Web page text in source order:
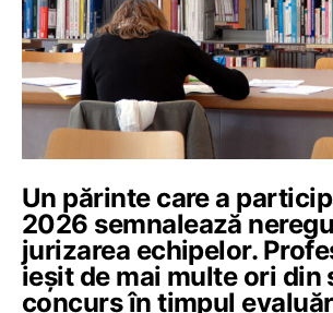
Un părinte care a
2026 semnalează
jurizarea echipelor.
ieșit de mai multe ori din
concurs în timpul